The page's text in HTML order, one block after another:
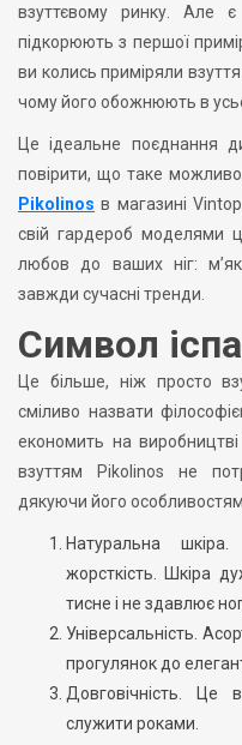
взуттєвому ринку. Але є
підкорюють з першої
ви колись приміряли
чому його обожнюють в
Це ідеальне поєднання
повірити, що таке
Pikolinos в магазині
свій гардероб моделями
любов до ваших ніг:
завжди сучасні тренди.
Символ
Це більше, ніж просто
сміливо назвати
економить на
взуттям Pikolinos не
дякуючи його
Натуральна
жорсткість. Шкіра
тисне і не здавлює
Універсальність.
прогулянок до
Довговічність. Це
служити роками.